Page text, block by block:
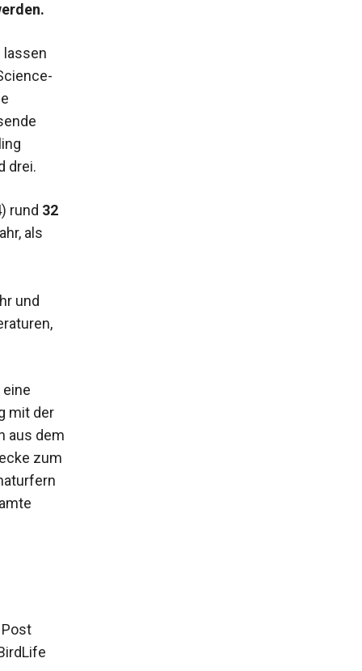
lassen
drei.
rund 32
als
und
mit der
aus dem
zum